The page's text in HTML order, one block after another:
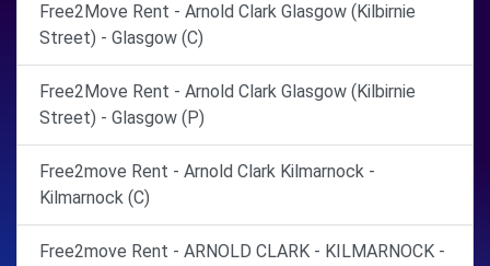
Free2Move Rent - Arnold Clark Glasgow (Kilbirnie
Street) - Glasgow (C)
Free2Move Rent - Arnold Clark Glasgow (Kilbirnie
Street) - Glasgow (P)
Free2move Rent - Arnold Clark Kilmarnock -
Kilmarnock (C)
Free2move Rent - ARNOLD CLARK - KILMARNOCK -